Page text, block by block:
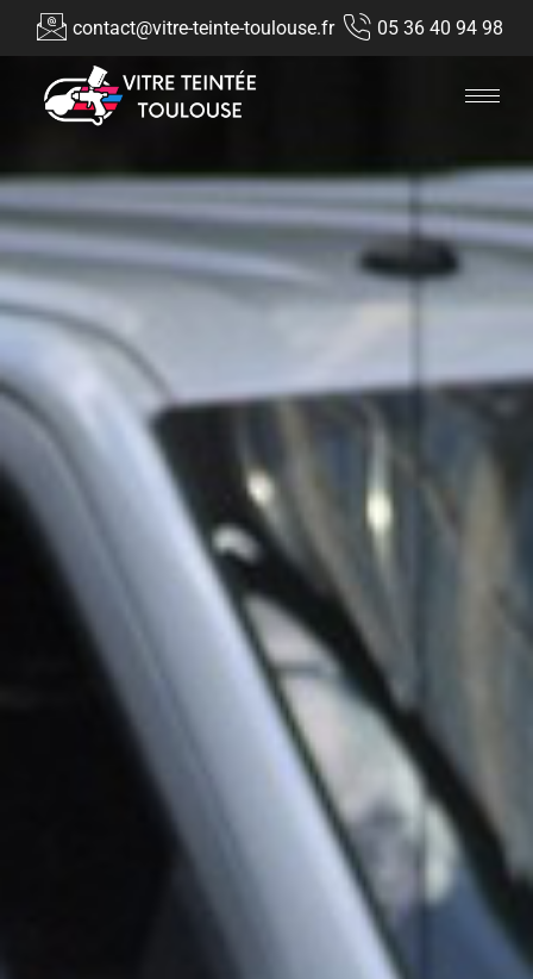
contact@vitre-teinte-toulouse.fr 05 36 40 94 98